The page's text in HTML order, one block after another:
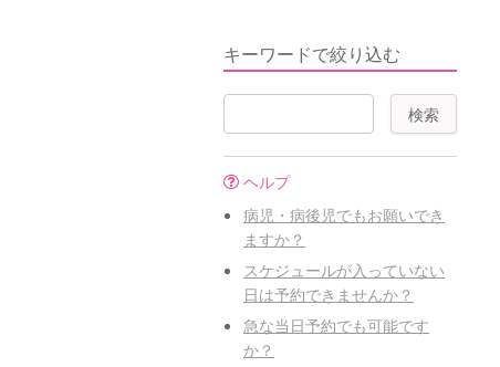
キーワードで絞り込む
ヘルプ
病児・病後児でもお願いでき
ますか？
スケジュールが入っていない
日は予約できませんか？
急な当日予約でも可能です
か？